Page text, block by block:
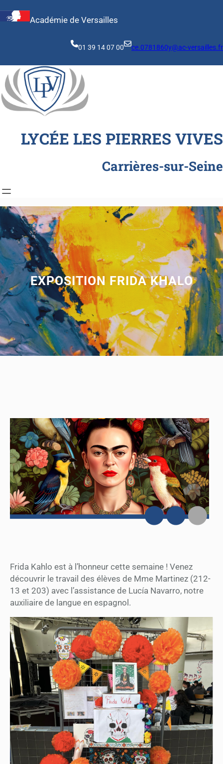
au
Académie de Versailles
01 39 14 07 00 ce.0781860y@ac-versailles.fr
LYCÉE LES PIERRES VIVES
Carrières-sur-Seine
EXPOSITION FRIDA KHALO
Frida Kahlo est à l’honneur cette semaine ! Venez
découvrir le travail des élèves de Mme Martinez (212-
13 et 203) avec l’assistance de Lucía Navarro, notre
auxiliaire de langue en espagnol.